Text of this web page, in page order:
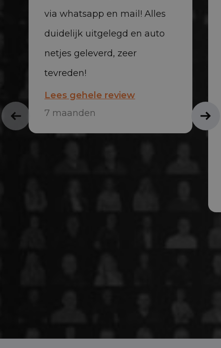
via whatsapp en mail! Alles
duidelijk uitgelegd en auto
netjes geleverd, zeer
tevreden!
Lees gehele review
7 maanden